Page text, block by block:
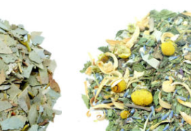
prix :
0,60 €
à
13,85 €